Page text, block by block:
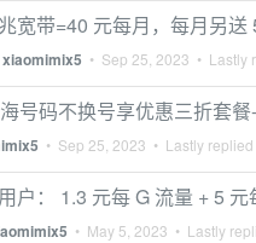
宽带=40 元每月，每月另送
xiaomimix5 • Sep 25, 2023 • Lastly
号码不换号享优惠三折套
• Sep 25, 2023 • Lastly
户： 1.3 元每 G 流量 + 5
• May 5, 2023 • Lastly